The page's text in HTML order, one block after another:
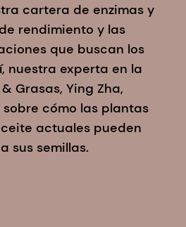
cartera de enzimas y
rendimiento y las
que buscan los
nuestra experta en la
Grasas, Ying Zha,
cómo las plantas
actuales pueden
sus semillas.